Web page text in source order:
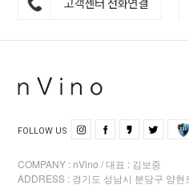
FOLLOW US
COMPANY : nVino / 대표 : 김보중
ADDRESS : 경기도 성남시 분당구 양